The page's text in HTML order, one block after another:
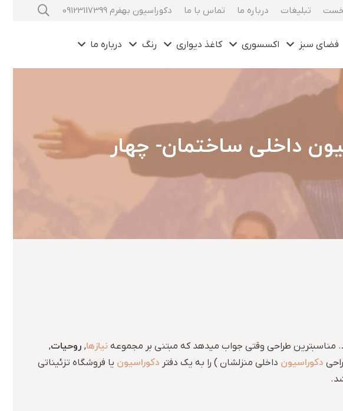
تبلیغات درباره ما تماس با ما دکوراسیون بهفرم 09123117399
فضای سبز اکسسوری کاغذ دیواری رنگ درباره ما
داخلی ساختمان- چهار
مناسبترین طراحی وقتی جواب میدهد که مبتنی بر مجموعه نیازها, روحیات,
دکوراسیون داخلی منزلشان ) را به یک دفتر دکوراسیون یا فروشگاه تزئیناتی